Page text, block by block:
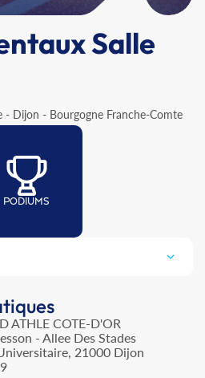
Salle
- Dijon - Bourgogne Franche-Comte
PODIUMS
ATHLE COTE-D'OR
- Allee Des Stades
21000 Dijon